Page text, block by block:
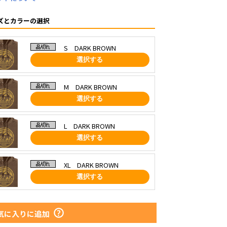
とカラーの選択
S DARK BROWN
選択する
M DARK BROWN
選択する
L DARK BROWN
選択する
XL DARK BROWN
選択する
に入りに追加